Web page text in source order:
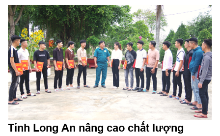
có hiệu lực từ 1-1-2024.
Tỉnh Long An nâng cao chất lượng